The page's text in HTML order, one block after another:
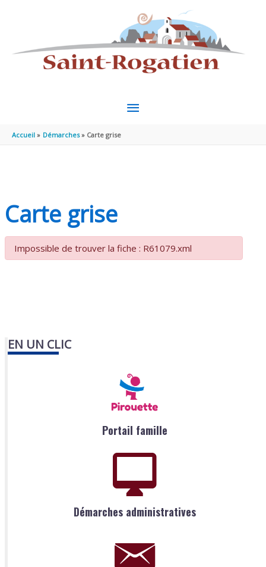
MENU
Accueil Démarches Carte grise
Carte grise
Impossible de trouver la fiche : R61079.xml
EN UN CLIC
Portail famille
Démarches administratives